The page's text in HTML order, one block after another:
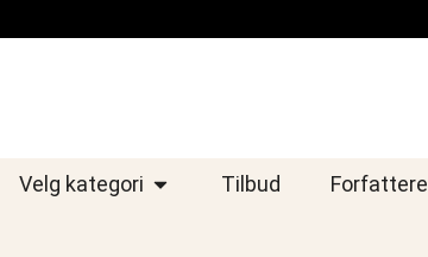
Velg kategori Tilbud Forfattere